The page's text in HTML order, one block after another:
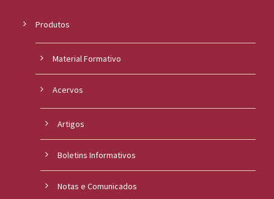
Produtos
Material Formativo
Acervos
Artigos
Boletins Informativos
Notas e Comunicados